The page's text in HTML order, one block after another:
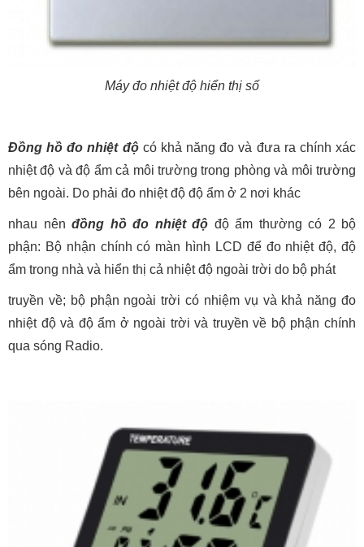
Máy đo nhiệt độ hiển thị số
Đồng hồ đo nhiệt độcó khả năng đo và đưa ra chính xác
nhiệt độ và độ ẩm cả môi trường trong phòng và môi trường
bên ngoài. Do phải đo nhiệt độ độ ẩm ở 2 nơi khác
nhau nên đồng hồ đo nhiệt độ độ ẩm thường có 2 bộ
phận: Bộ nhận chính có màn hình LCD để đo nhiệt độ, độ
ẩm trong nhà và hiển thị cả nhiệt độ ngoài trời do bộ phát
truyền về; bộ phận ngoài trời có nhiệm vụ và khả năng đo
nhiệt độ và độ ẩm ở ngoài trời và truyền về bộ phận chính
qua sóng Radio.